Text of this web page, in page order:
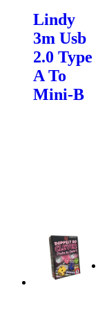
Lindy
3m Usb
2.0 Type
A To
Mini-B